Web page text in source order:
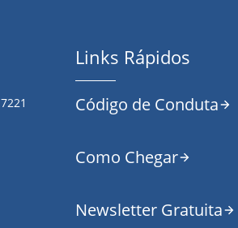
Links Rápidos
Código de Conduta
Como Chegar
Newsletter Gratuita